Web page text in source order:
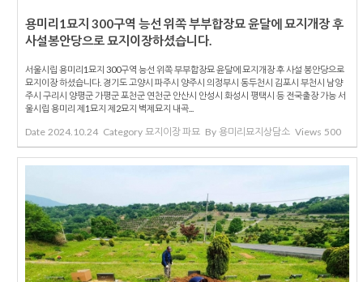
용미리1묘지 300구역 능선 위쪽 부부합장묘 윤달에 묘지개장 후
사설봉안당으로 묘지이장하셨습니다.
서울시립 용미리1묘지 300구역 능선 위쪽 부부합장묘 윤달에 묘지개장 후 사설 봉안당으로
묘지이장 하셨습니다. 경기도 고양시 파주시 양주시 의정부시 동두천시 김포시 부천시 남양
주시 구리시 양평군 가평군 포천군 연천군 안산시 안성시 화성시 평택시 등 전국출장 가능 서
울시립 용미리 제1묘지 제2묘지 벽제묘지 내곡...
Date 2024.10.24 Category 묘지이장 파묘 By 용미리묘지상담소 Views 500